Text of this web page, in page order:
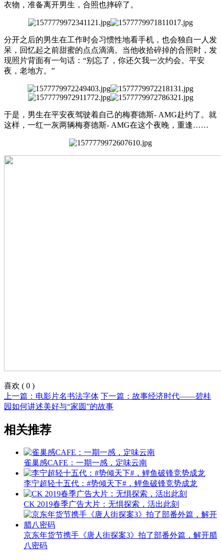
衣物，准备离开男生，合照也摔碎了。
分开之后的男生在工作时会习惯性地看手机，也会独自一人发
呆，回忆起之前甜蜜的点点滴滴。当他收拾碎掉的合照时，发
现照片背面有一句话：“别忘了，你还欠我一次约会。平安
夜，老地方。”
于是，男生在平安夜驾驶着自己的梅赛德斯- AMG赴约了。就
这样，一红一灰两辆梅赛德斯- AMG在这个夜晚，重逢……
喜欢 ( 0 )
上一篇：电影片名书法字体 下一篇：故事经济时代——碧桂
园如何讲述美好与“家圆”的故事
相关推荐
雀巢感CAFE：一期一感，定味云南
李宁超轻十五代：#势倾天下#，鲤鱼破锋竞势成龙
CK 2019春季广告大片：无惧探索，活出此刻
京东年货节携手《唐人街探案3》拍了部番外篇，解开腊
八密码